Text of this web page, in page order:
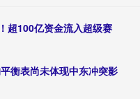
超100亿资金流入超级赛
衡表尚未体现中东冲突影